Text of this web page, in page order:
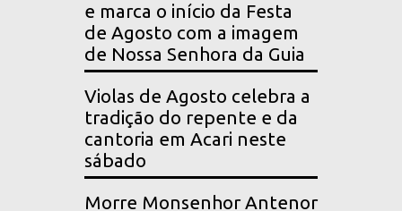
e marca o início da Festa
de Agosto com a imagem
de Nossa Senhora da Guia
Violas de Agosto celebra a
tradição do repente e da
cantoria em Acari neste
sábado
Morre Monsenhor Antenor